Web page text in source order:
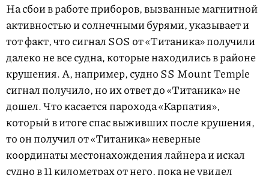
На сбои в работе приборов, вызванные магнитной
активностью и солнечными бурями, указывает и
тот факт, что сигнал SOS от «Титаника» получили
далеко не все судна, которые находились в районе
крушения. А, например, судно SS Mount Temple
сигнал получило, но их ответ до «Титаника» не
дошел. Что касается парохода «Карпатия»,
который в итоге спас выживших после крушения,
то он получил от «Титаника» неверные
координаты местонахождения лайнера и искал
судно в 11 километрах от него, пока не увидел